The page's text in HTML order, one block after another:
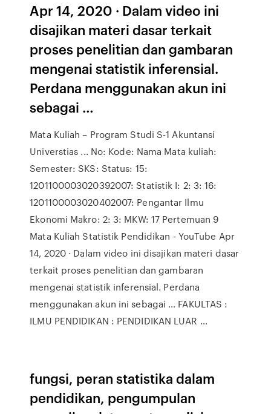
Apr 14, 2020 · Dalam video ini
disajikan materi dasar terkait
proses penelitian dan gambaran
mengenai statistik inferensial.
Perdana menggunakan akun ini
sebagai …
Mata Kuliah – Program Studi S-1 Akuntansi
Universtias ... No: Kode: Nama Mata kuliah:
Semester: SKS: Status: 15:
1201100003020392007: Statistik I: 2: 3: 16:
1201100003020402007: Pengantar Ilmu
Ekonomi Makro: 2: 3: MKW: 17 Pertemuan 9
Mata Kuliah Statistik Pendidikan - YouTube Apr
14, 2020 · Dalam video ini disajikan materi dasar
terkait proses penelitian dan gambaran
mengenai statistik inferensial. Perdana
menggunakan akun ini sebagai … FAKULTAS :
ILMU PENDIDIKAN : PENDIDIKAN LUAR …
fungsi, peran statistika dalam
pendidikan, pengumpulan